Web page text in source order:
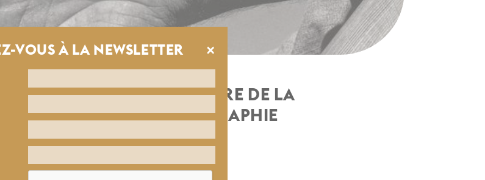
EN LIGNE > UNE HISTOIRE DE LA
: LA PHOTOGRAPHIE
documentaire
VOUS À LA NEWSLETTER ×